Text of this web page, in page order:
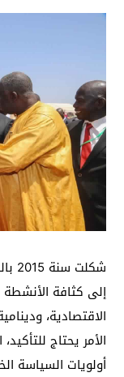
إلى كثافة الأنشطة
الاقتصادية،
الأمر يحتاج
أولويات السياسة